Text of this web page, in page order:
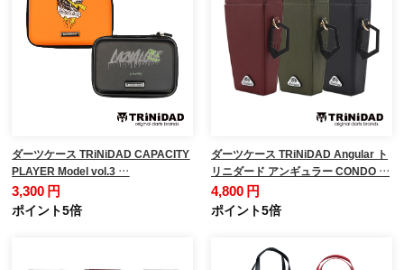
ダーツケース TRiNiDAD CAPACITY
PLAYER Model vol.3 …
3,300 円
ポイント5倍
ダーツケース TRiNiDAD Angular ト
リニダード アンギュラー CONDO …
4,800 円
ポイント5倍